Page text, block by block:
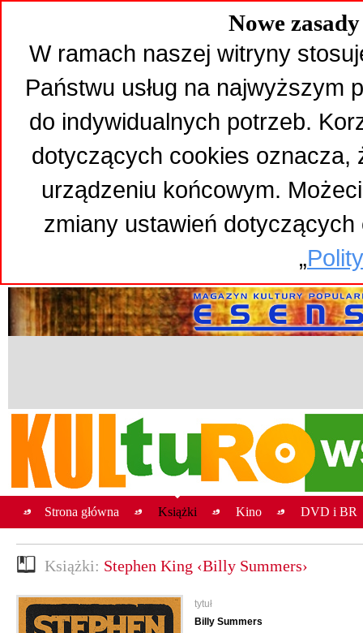
Nowe
W ramach naszej witryny
Państwu usług na najwyższym
do indywidualnych potrzeb.
dotyczących cookies oznacza,
urządzeniu końcowym.
zmiany ustawień
„
Strona główna Książki Kino DVD i BR
Książki: Stephen King ‹Billy Summers›
tytuł
Billy Summers